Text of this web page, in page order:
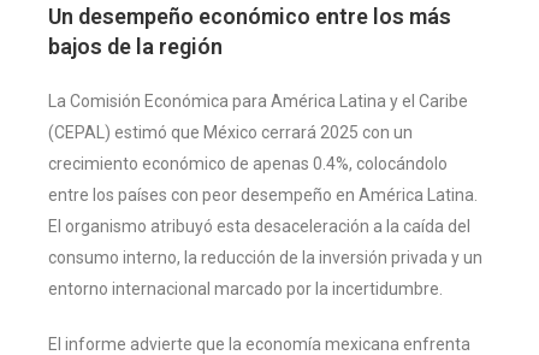
Un desempeño económico entre los más
bajos de la región
La Comisión Económica para América Latina y el Caribe
(CEPAL) estimó que México cerrará 2025 con un
crecimiento económico de apenas 0.4%, colocándolo
entre los países con peor desempeño en América Latina.
El organismo atribuyó esta desaceleración a la caída del
consumo interno, la reducción de la inversión privada y un
entorno internacional marcado por la incertidumbre.
El informe advierte que la economía mexicana enfrenta